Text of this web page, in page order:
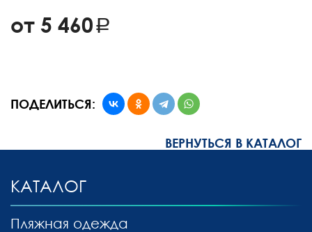
от 5 460
ПОДЕЛИТЬСЯ:
ВЕРНУТЬСЯ В КАТАЛОГ
КАТАЛОГ
Пляжная одежда